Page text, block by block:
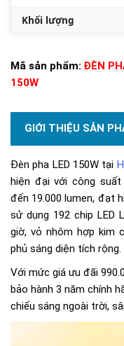
Khối lượng
Mã sản phẩm: ĐÈN
150W
GIỚI THIỆU SẢN
Đèn pha LED 150W tại
hiện đại với công suất
đến 19.000 lumen, đạt
sử dụng 192 chip LED
giờ, vỏ nhôm hợp kim
phủ sáng diện tích rộng.
Với mức giá ưu đãi
bảo hành 3 năm chính
chiếu sáng ngoài trời,